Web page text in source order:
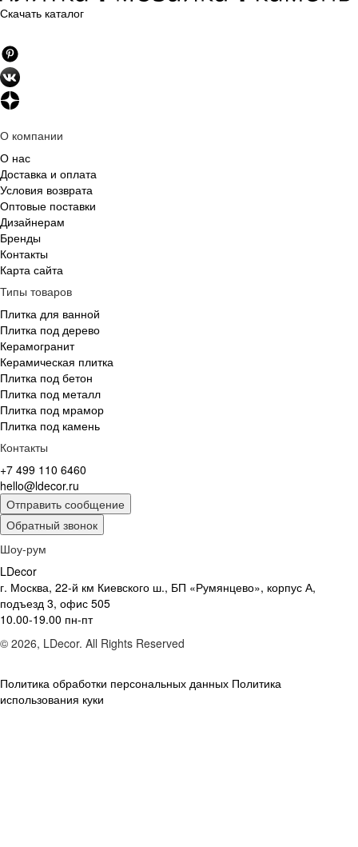
Скачать каталог
О компании
О нас
Доставка и оплата
Условия возврата
Оптовые поставки
Дизайнерам
Бренды
Контакты
Карта сайта
Типы товаров
Плитка для ванной
Плитка под дерево
Керамогранит
Керамическая плитка
Плитка под бетон
Плитка под металл
Плитка под мрамор
Плитка под камень
Контакты
+7 499 110 6460
hello@ldecor.ru
Отправить сообщение
Обратный звонок
Шоу-рум
LDecor
г. Москва, 22-й км Киевского ш., БП «Румянцево», корпус А,
подъезд 3, офис 505
10.00-19.00 пн-пт
© 2026, LDecor. All Rights Reserved
Политика обработки персональных данных Политика
использования куки